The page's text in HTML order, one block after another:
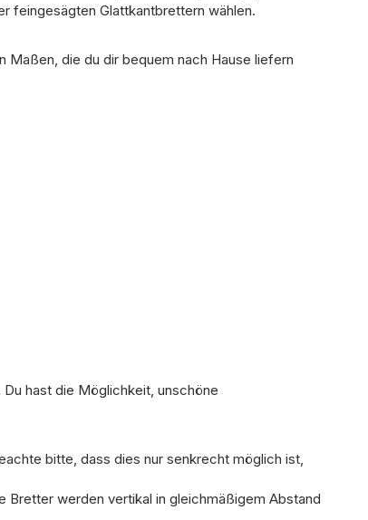
feingesägten Glattkantbrettern wählen.
Maßen, die du dir bequem nach Hause liefern
hast die Möglichkeit, unschöne
bitte, dass dies nur senkrecht möglich ist,
Bretter werden vertikal in gleichmäßigem Abstand